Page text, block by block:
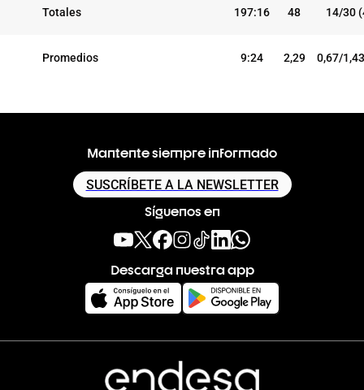
Totales 197:16 48 14/30
Promedios 9:24 2,29 0,67/
Mantente siempre informado
SUSCRÍBETE A LA NEWSLETTER
Síguenos en
Descarga nuestra app